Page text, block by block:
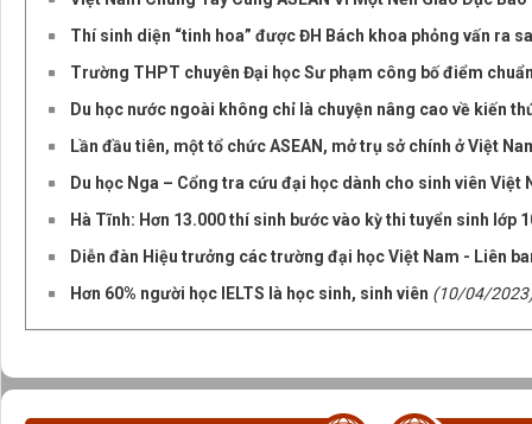
Thí sinh diện “tinh hoa” được ĐH Bách khoa phỏng vấn ra
Trường THPT chuyên Đại học Sư phạm công bố điểm
Du học nước ngoài không chỉ là chuyện nâng cao về kiến
Lần đầu tiên, một tổ chức ASEAN, mở trụ sở chính ở Việt
Du học Nga – Cổng tra cứu đại học dành cho sinh viên Việt
Hà Tĩnh: Hơn 13.000 thí sinh bước vào kỳ thi tuyển sinh lớp
Diễn đàn Hiệu trưởng các trường đại học Việt Nam - Liên
Hơn 60% người học IELTS là học sinh, sinh viên (10/04/